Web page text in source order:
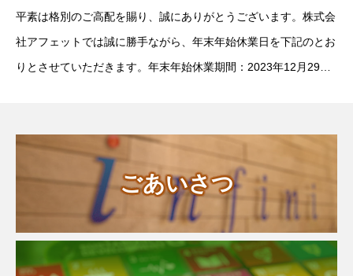
平素は格別のご高配を賜り、誠にありがとうございます。株式会
社アフェットでは誠に勝手ながら、年末年始休業日を下記のとお
りとさせていただきます。年末年始休業期間：2023年12月29日
ごあいさつ